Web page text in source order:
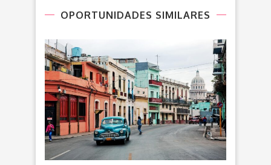
OPORTUNIDADES SIMILARES